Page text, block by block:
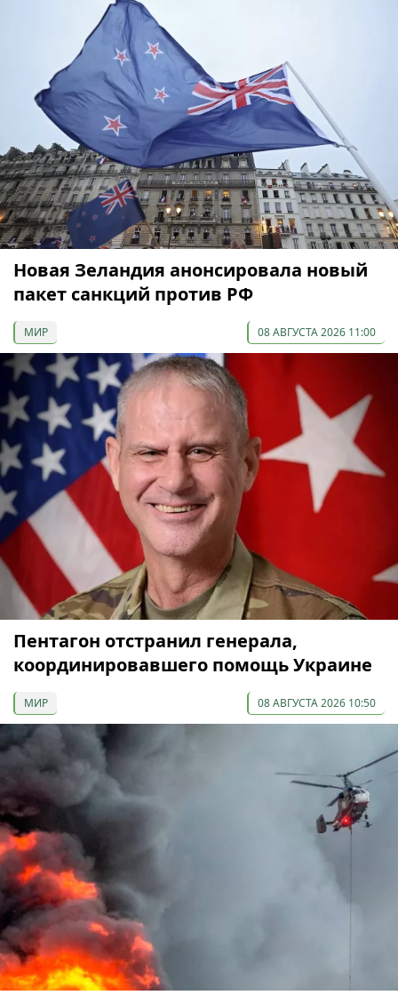
Новая Зеландия анонсировала новый
пакет санкций против РФ
МИР 08 АВГУСТА 2026 11:00
Пентагон отстранил генерала,
координировавшего помощь Украине
МИР 08 АВГУСТА 2026 10:50